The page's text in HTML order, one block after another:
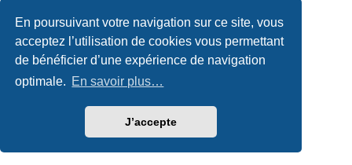
En poursuivant votre navigation sur ce site, vous
acceptez l’utilisation de cookies vous permettant
de bénéficier d’une expérience de navigation
optimale. En savoir plus…
J’accepte